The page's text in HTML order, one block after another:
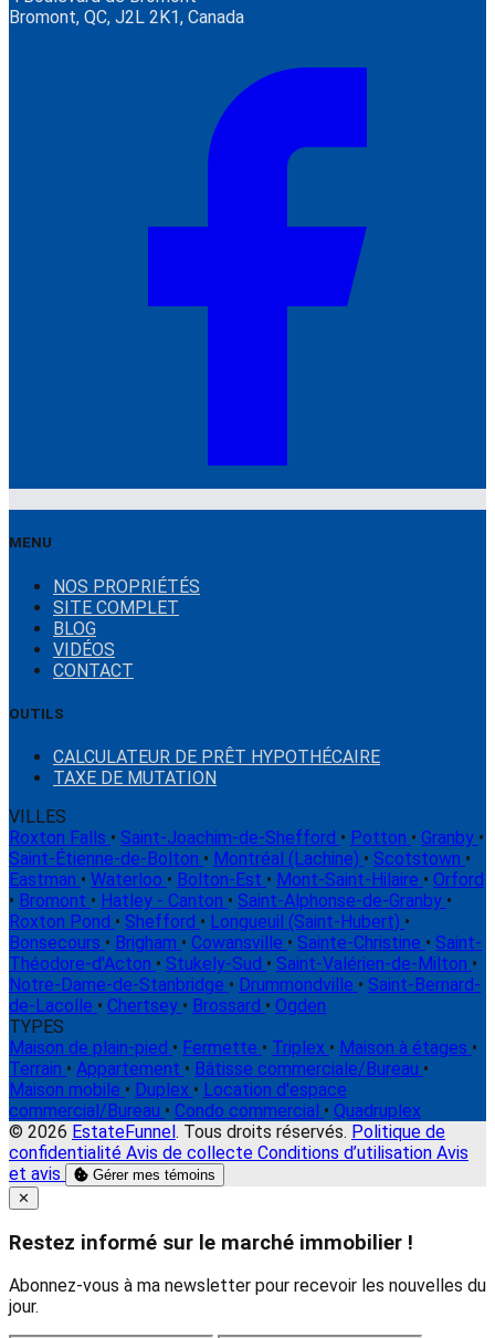
Bromont, QC, J2L 2K1, Canada
MENU
NOS PROPRIÉTÉS
SITE COMPLET
BLOG
VIDÉOS
CONTACT
OUTILS
CALCULATEUR DE PRÊT HYPOTHÉCAIRE
TAXE DE MUTATION
VILLES
Roxton Falls • Saint-Joachim-de-Shefford • Potton • Granby •
Saint-Étienne-de-Bolton • Montréal (Lachine) • Scotstown •
Eastman • Waterloo • Bolton-Est • Mont-Saint-Hilaire • Orford
• Bromont • Hatley - Canton • Saint-Alphonse-de-Granby •
Roxton Pond • Shefford • Longueuil (Saint-Hubert) •
Bonsecours • Brigham • Cowansville • Sainte-Christine • Saint-
Théodore-d'Acton • Stukely-Sud • Saint-Valérien-de-Milton •
Notre-Dame-de-Stanbridge • Drummondville • Saint-Bernard-
de-Lacolle • Chertsey • Brossard • Ogden
TYPES
Maison de plain-pied • Fermette • Triplex • Maison à étages •
Terrain • Appartement • Bâtisse commerciale/Bureau •
Maison mobile • Duplex • Location d'espace
commercial/Bureau • Condo commercial • Quadruplex
© 2026 EstateFunnel. Tous droits réservés. Politique de
confidentialité Avis de collecte Conditions d’utilisation Avis
et avis
Gérer mes témoins
Close
✕
Restez informé sur le marché immobilier !
Abonnez-vous à ma newsletter pour recevoir les nouvelles du
jour.